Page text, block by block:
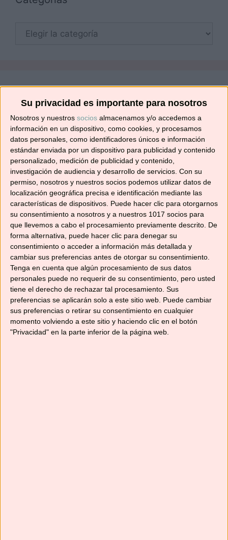
Su privacidad es importante para nosotros
Nosotros y nuestros socios almacenamos y/o accedemos a
información en un dispositivo, como cookies, y procesamos
datos personales, como identificadores únicos e información
estándar enviada por un dispositivo para publicidad y contenido
personalizado, medición de publicidad y contenido,
investigación de audiencia y desarrollo de servicios. Con su
permiso, nosotros y nuestros socios podemos utilizar datos de
localización geográfica precisa e identificación mediante las
características de dispositivos. Puede hacer clic para otorgarnos
su consentimiento a nosotros y a nuestros 1017 socios para
que llevemos a cabo el procesamiento previamente descrito. De
forma alternativa, puede hacer clic para denegar su
consentimiento o acceder a información más detallada y
cambiar sus preferencias antes de otorgar su consentimiento.
Tenga en cuenta que algún procesamiento de sus datos
personales puede no requerir de su consentimiento, pero usted
tiene el derecho de rechazar tal procesamiento. Sus
preferencias se aplicarán solo a este sitio web. Puede cambiar
sus preferencias o retirar su consentimiento en cualquier
momento volviendo a este sitio y haciendo clic en el botón
"Privacidad" en la parte inferior de la página web.
Suscríbete ahora para recibir todas las recetas
en tu correo.
¡No te pierdas ninguna! 👩‍🍳👨‍🍳
Dirección
de
correo
electrónico
Suscribir
YouTube